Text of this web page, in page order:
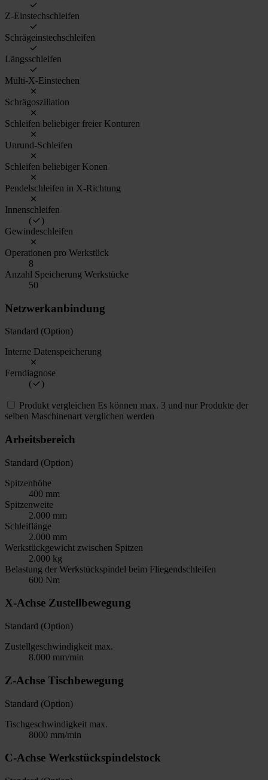
Z-Einstechschleifen
Schrägeinstechschleifen
Längsschleifen
Multi-X-Einstechen
Schrägoszillation
Schleifen beliebiger freier Konturen
Unrund-Schleifen
Schleifen beliebiger Konen
Pendelschleifen in X-Richtung
Innenschleifen
(
)
Gewindeschleifen
Operationen pro Werkstück
8
Anzahl Speicherung Werkstücke
50
Netzwerkanbindung
Standard (Option)
Interne Datenspeicherung
Ferndiagnose
(
)
Produkt vergleichen Es können max. 3 und nur Produkte der
selben Maschinenart verglichen werden
Arbeitsbereich
Standard (Option)
Spitzenhöhe
400 mm
Spitzenweite
2.000 mm
Schleiflänge
2.000 mm
Werkstückgewicht zwischen Spitzen
2.000 kg
Belastung der Werkstückspindel beim Fliegendschleifen
600 Nm
X-Achse Zustellbewegung
Standard (Option)
Zustellgeschwindigkeit max.
8.000 mm/min
Z-Achse Tischbewegung
Standard (Option)
Tischgeschwindigkeit max.
8000 mm/min
C-Achse Werkstückspindelstock